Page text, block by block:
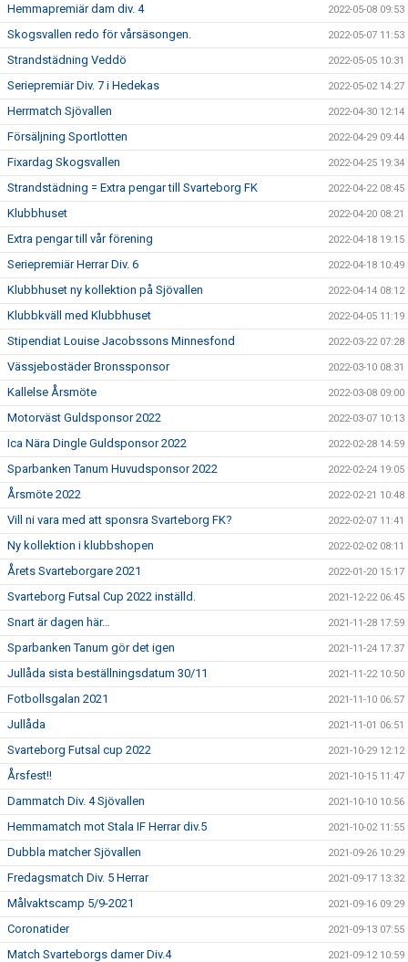
Hemmapremiär dam div. 4 2022-05-08 09:53
Skogsvallen redo för vårsäsongen. 2022-05-07 11:53
Strandstädning Veddö 2022-05-05 10:31
Seriepremiär Div. 7 i Hedekas 2022-05-02 14:27
Herrmatch Sjövallen 2022-04-30 12:14
Försäljning Sportlotten 2022-04-29 09:44
Fixardag Skogsvallen 2022-04-25 19:34
Strandstädning = Extra pengar till Svarteborg FK 2022-04-22 08:45
Klubbhuset 2022-04-20 08:21
Extra pengar till vår förening 2022-04-18 19:15
Seriepremiär Herrar Div. 6 2022-04-18 10:49
Klubbhuset ny kollektion på Sjövallen 2022-04-14 08:12
Klubbkväll med Klubbhuset 2022-04-05 11:19
Stipendiat Louise Jacobssons Minnesfond 2022-03-22 07:28
Vässjebostäder Bronssponsor 2022-03-10 08:31
Kallelse Årsmöte 2022-03-08 09:00
Motorväst Guldsponsor 2022 2022-03-07 10:13
Ica Nära Dingle Guldsponsor 2022 2022-02-28 14:59
Sparbanken Tanum Huvudsponsor 2022 2022-02-24 19:05
Årsmöte 2022 2022-02-21 10:48
Vill ni vara med att sponsra Svarteborg FK? 2022-02-07 11:41
Ny kollektion i klubbshopen 2022-02-02 08:11
Årets Svarteborgare 2021 2022-01-20 15:17
Svarteborg Futsal Cup 2022 inställd. 2021-12-22 06:45
Snart är dagen här… 2021-11-28 17:59
Sparbanken Tanum gör det igen 2021-11-24 17:37
Jullåda sista beställningsdatum 30/11 2021-11-22 10:50
Fotbollsgalan 2021 2021-11-10 06:57
Jullåda 2021-11-01 06:51
Svarteborg Futsal cup 2022 2021-10-29 12:12
Årsfest!! 2021-10-15 11:47
Dammatch Div. 4 Sjövallen 2021-10-10 10:56
Hemmamatch mot Stala IF Herrar div.5 2021-10-02 11:55
Dubbla matcher Sjövallen 2021-09-26 10:29
Fredagsmatch Div. 5 Herrar 2021-09-17 13:32
Målvaktscamp 5/9-2021 2021-09-16 09:29
Coronatider 2021-09-13 07:55
Match Svarteborgs damer Div.4 2021-09-12 10:59